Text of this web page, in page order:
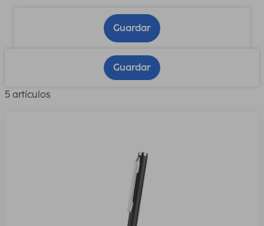
Guardar
Guardar
5 artículos